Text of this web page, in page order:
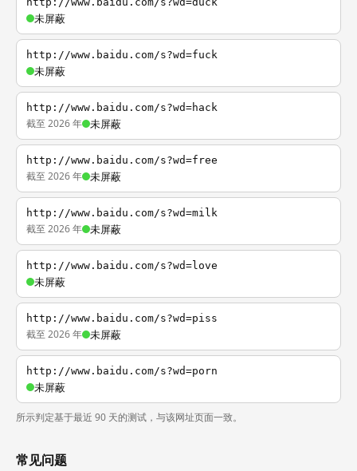
未屏蔽
http://www.baidu.com/s?wd=fuck
未屏蔽
http://www.baidu.com/s?wd=hack
截至 2026 年 未屏蔽
http://www.baidu.com/s?wd=free
截至 2026 年 未屏蔽
http://www.baidu.com/s?wd=milk
截至 2026 年 未屏蔽
http://www.baidu.com/s?wd=love
未屏蔽
http://www.baidu.com/s?wd=piss
截至 2026 年 未屏蔽
http://www.baidu.com/s?wd=porn
未屏蔽
所示判定基于最近 90 天的测试，与该网址页面一致。
常见问题